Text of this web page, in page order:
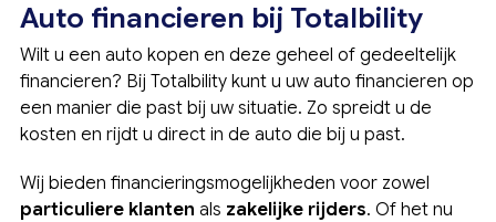
Auto financieren bij Totalbility
Wilt u een auto kopen en deze geheel of gedeeltelijk
financieren? Bij Totalbility kunt u uw auto financieren op
een manier die past bij uw situatie. Zo spreidt u de
kosten en rijdt u direct in de auto die bij u past.
Wij bieden financieringsmogelijkheden voor zowel
particuliere klanten als zakelijke rijders. Of het nu